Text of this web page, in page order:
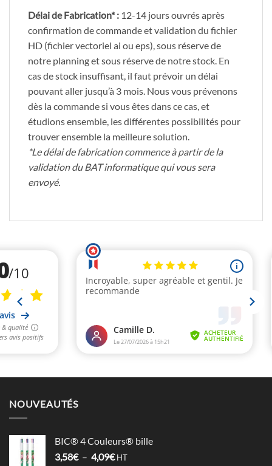
Délai de Fabrication* : 12-14 jours ouvrés après
confirmation de commande et validation du fichier
HD (fichier vectoriel ai ou eps), sous réserve de
notre planning et sous réserve de notre stock. En
cas de stock insuffisant, il faut prévoir un délai
pouvant aller jusqu’à 3 mois. Nous vous prévenons
dès la commande si vous êtes dans ce cas, et
étudions ensemble, les différentes possibilités pour
trouver ensemble la meilleure solution.
*Le délai de fabrication commence à partir de la
validation du BAT informatique qui vous sera
envoyé.
NOUVEAUTÉS
BIC® 4 Couleurs® bille
3,58€ – 4,09€Plage
HT